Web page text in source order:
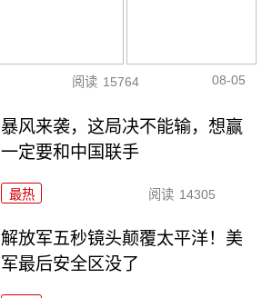
阅读 15764 08-05
暴风来袭，这局决不能输，想赢
一定要和中国联手
最热 阅读 14305
解放军五秒镜头颠覆太平洋！美
军最后安全区没了